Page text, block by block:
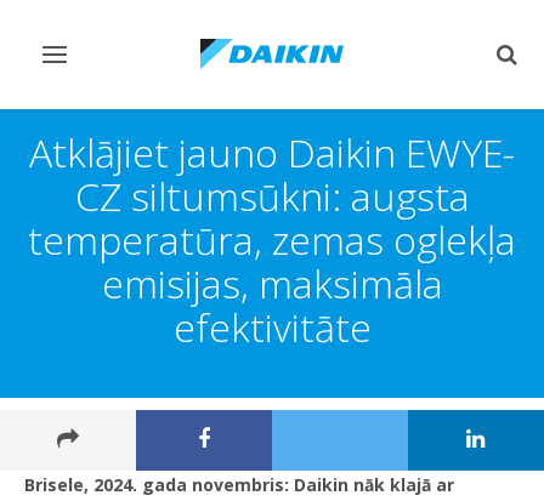
Pārslēgt
Atklājiet jauno Daikin EWYE-
CZ siltumsūkni: augsta
temperatūra, zemas oglekļa
emisijas, maksimāla
efektivitāte
Brisele, 2024. gada novembris: Daikin nāk klajā ar